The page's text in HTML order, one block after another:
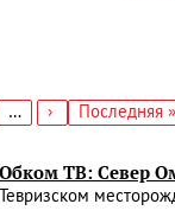
…
Следующая
›
Последняя
Последняя »
Обком ТВ: Север
Тевризском